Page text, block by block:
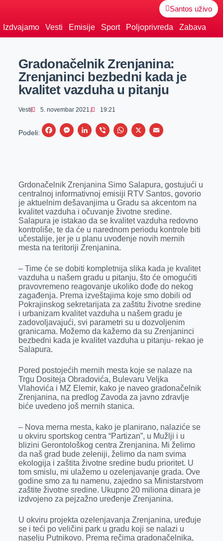
Santos uživo
Izdvajamo Vesti Emisije Sport Poljoprivreda Zabava
Gradonačelnik Zrenjanina:
Zrenjaninci bezbedni kada je
kvalitet vazduha u pitanju
Vesti 5. novembar 2021. 19:21
Podeli:
F
b
o
o
k
M
e
n
g
e
r
L
e
d
I
n
V
r
W
s
A
p
p
X
E
l
Grdonačelnik Zrenjanina Simo Salapura, gostujući u
centralnoj informativnoj emisiji RTV Santos, govorio
je aktuelnim dešavanjima u Gradu sa akcentom na
kvalitet vazduha i očuvanje životne sredine.
Salapura je istakao da se kvalitet vazduha redovno
kontroliše, te da će u narednom periodu kontrole biti
učestalije, jer je u planu uvođenje novih mernih
mesta na teritoriji Zrenjanina.
– Time će se dobiti kompletnija slika kada je kvalitet
vazduha u našem gradu u pitanju, što će omogućiti
pravovremeno reagovanje ukoliko dođe do nekog
zagađenja. Prema izveštajima koje smo dobili od
Pokrajinskog sekretarijata za zaštitu životne sredine
i urbanizam kvalitet vazduha u našem gradu je
zadovoljavajući, svi parametri su u dozvoljenim
granicama. Možemo da kažemo da su Zrenjaninci
bezbedni kada je kvalitet vazduha u pitanju- rekao je
Salapura.
Pored postojećih mernih mesta koje se nalaze na
Trgu Dositeja Obradovića, Bulevaru Veljka
Vlahovića i MZ Elemir, kako je naveo gradonačelnik
Zrenjanina, na predlog Zavoda za javno zdravlje
biće uvedeno još mernih stanica.
– Nova merna mesta, kako je planirano, nalaziće se
u okviru sportskog centra “Partizan”, u Mužlji i u
blizini Gerontološkog centra Zrenjanina. Mi želimo
da naš grad bude zeleniji, želimo da nam svima
ekologija i zaštita životne sredine budu prioritet. U
tom smislu, mi ulažemo u ozelenjavanje grada. Ove
godine smo za tu namenu, zajedno sa Ministarstvom
zaštite životne sredine. Ukupno 20 miliona dinara je
izdvojeno za pejzažno uređenje Zrenjanina.
U okviru projekta ozelenjavanja Zrenjanina, uređuje
se i teći po veličini park u gradu koji se nalazi u
naselju Putnikovo. Prema rečima gradonačelnika,